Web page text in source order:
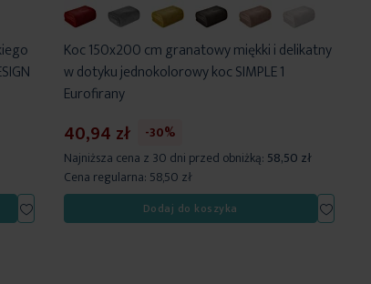
Dodaj
do
Koc 150x200 cm granatowy miękki i delikatny
w dotyku jednokolorowy koc SIMPLE 1
Eurofirany
40,94 zł
-30%
Najniższa cena z 30 dni przed obniżką: 58,50 zł
Cena regularna: 58,50 zł
Dodaj do koszyka
Dodaj
do